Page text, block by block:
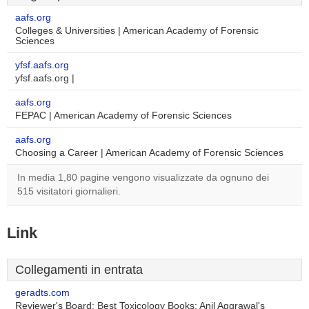
aafs.org
Colleges & Universities | American Academy of Forensic
Sciences
yfsf.aafs.org
yfsf.aafs.org |
aafs.org
FEPAC | American Academy of Forensic Sciences
aafs.org
Choosing a Career | American Academy of Forensic Sciences
In media 1,80 pagine vengono visualizzate da ognuno dei
515 visitatori giornalieri.
Link
Collegamenti in entrata
geradts.com
Reviewer's Board: Best Toxicology Books: Anil Aggrawal's